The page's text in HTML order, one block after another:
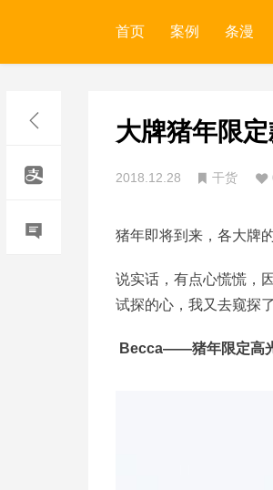
首页 案例 条漫
大牌猪年限
2018.12.28 干货
猪年即将到来，各大牌
说实话，有点心慌慌，
试探的心，我又去窥探
Becca——猪年限定高